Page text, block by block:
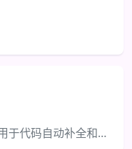
Codeium是一款免费的AI工具，用于代码自动补全和搜索，支持70多种语言。